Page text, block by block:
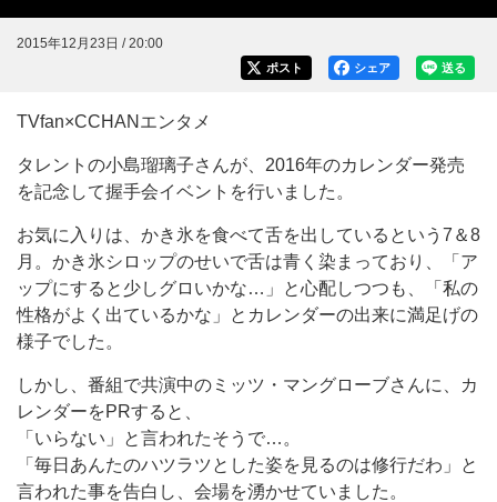
2015年12月23日 / 20:00
送る
シェア
ポスト
TVfan×CCHANエンタメ
タレントの小島瑠璃子さんが、2016年のカレンダー発売
を記念して握手会イベントを行いました。
お気に入りは、かき氷を食べて舌を出しているという7＆8
月。かき氷シロップのせいで舌は青く染まっており、「ア
ップにすると少しグロいかな…」と心配しつつも、「私の
性格がよく出ているかな」とカレンダーの出来に満足げの
様子でした。
しかし、番組で共演中のミッツ・マングローブさんに、カ
レンダーをPRすると、
「いらない」と言われたそうで…。
「毎日あんたのハツラツとした姿を見るのは修行だわ」と
言われた事を告白し、会場を湧かせていました。